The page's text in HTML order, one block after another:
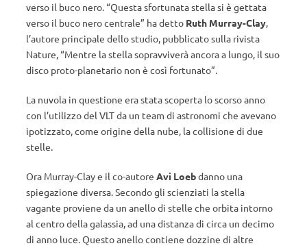
verso il buco nero. “Questa sfortunata stella si è gettata
verso il buco nero centrale” ha detto Ruth Murray-Clay,
l’autore principale dello studio, pubblicato sulla rivista
Nature, “Mentre la stella sopravviverà ancora a lungo, il suo
disco proto-planetario non è così fortunato”.
La nuvola in questione era stata scoperta lo scorso anno
con l’utilizzo del VLT da un team di astronomi che avevano
ipotizzato, come origine della nube, la collisione di due
stelle.
Ora Murray-Clay e il co-autore Avi Loebdanno una
spiegazione diversa. Secondo gli scienziati la stella
vagante proviene da un anello di stelle che orbita intorno
al centro della galassia, ad una distanza di circa un decimo
di anno luce. Questo anello contiene dozzine di altre